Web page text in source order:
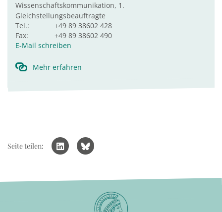
Wissenschaftskommunikation, 1.
Gleichstellungsbeauftragte
Tel.:
+49 89 38602 428
Fax:
+49 89 38602 490
E-Mail schreiben
Mehr erfahren
Seite teilen: